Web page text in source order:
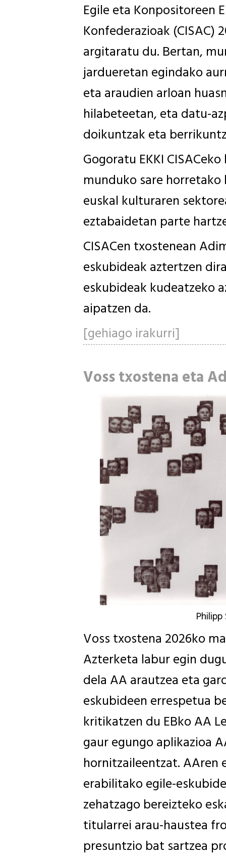
Egile eta Konpositoreen
Konfederazioak (CISAC)
argitaratu du. Bertan,
jardueretan egindako
eta araudien arloan
hilabeteetan, eta datu-
doikuntzak eta
Gogoratu EKKI
munduko sare
euskal kulturaren
eztabaidetan parte
CISACen txostenean
eskubideak aztertzen
eskubideak kudeatzeko
aipatzen da.
[gehiago irakurri]
Voss txostena eta
Voss txostena 2026ko
Azterketa labur egin
dela AA arautzea eta
eskubideen errespetua
kritikatzen du EBko AA
gaur egungo aplikazioa
hornitzaileentzat. AAren
erabilitako egile-
zehatzago bereizteko
titularrei arau-haustea
presuntzio bat sartzea